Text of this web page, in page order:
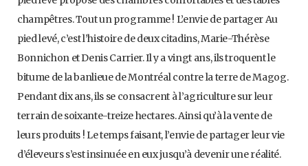
champêtres. Tout un programme ! L’envie de partager Au
pied levé, c’est l’histoire de deux citadins, Marie-Thérèse
Bonnichon et Denis Carrier. Il y a vingt ans, ils troquent le
bitume de la banlieue de Montréal contre la terre de Magog.
Pendant dix ans, ils se consacrent à l’agriculture sur leur
terrain de soixante-treize hectares. Ainsi qu’à la vente de
leurs produits ! Le temps faisant, l’envie de partager leur vie
d’éleveurs s’est insinuée en eux jusqu’à devenir une réalité.